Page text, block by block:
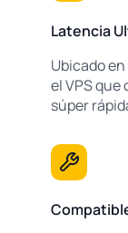
Latencia
Ubicado
el VPS
súper